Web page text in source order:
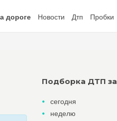
дороге Новости Дтп Пробки
Подборка ДТП за
сегодня
неделю